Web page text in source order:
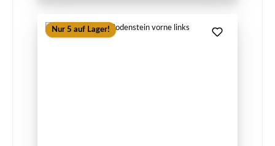
Nur 5 auf Lager!